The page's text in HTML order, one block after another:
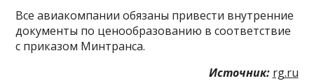
Все авиакомпании обязаны привести внутренние
документы по ценообразованию в соответствие
с приказом Минтранса.
Источник: rg.ru